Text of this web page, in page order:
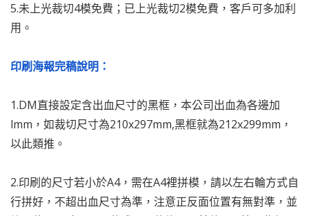
5.未上光裁切4模免費；已上光裁切2模免費，客戶可多加利
用。
印刷海報完稿說明：
1.DM直接設定含出血尺寸的黑框，本公司出血為各邊加
lmm，如裁切尺寸為210x297mm,黑框就為212x299mm，
以此類推。
2.印刷的尺寸若小於A4，需在A4裡拼模，請以左右輪方式自
行拼好，不超出血尺寸為準，注意正反面位置有無對準，並